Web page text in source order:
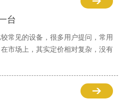
台
常见的设备，很多用户提问，常用
市场上，其实定价相对复杂，没有